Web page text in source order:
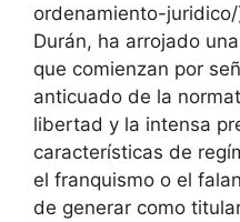
ordenamiento-
Durán, ha arrojado
que comienzan por
anticuado de la
libertad y la intensa
características de
el franquismo o el
de generar como